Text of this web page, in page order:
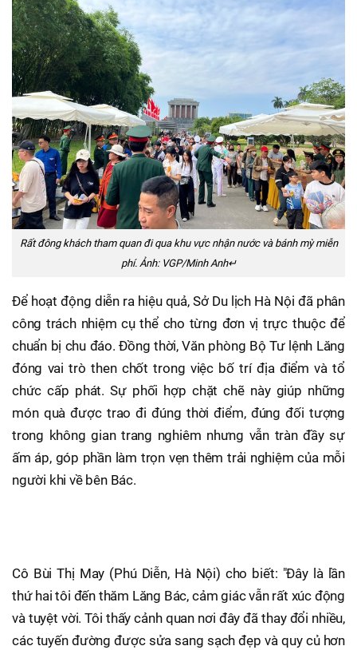
Rất đông khách tham quan đi qua khu vực nhận nước và bánh mỳ miễn
phí. Ảnh: VGP/Minh Anh↵
Để hoạt động diễn ra hiệu quả, Sở Du lịch Hà Nội đã phân
công trách nhiệm cụ thể cho từng đơn vị trực thuộc để
chuẩn bị chu đáo. Đồng thời, Văn phòng Bộ Tư lệnh Lăng
đóng vai trò then chốt trong việc bố trí địa điểm và tổ
chức cấp phát. Sự phối hợp chặt chẽ này giúp những
món quà được trao đi đúng thời điểm, đúng đối tượng
trong không gian trang nghiêm nhưng vẫn tràn đầy sự
ấm áp, góp phần làm trọn vẹn thêm trải nghiệm của mỗi
người khi về bên Bác.
Cô Bùi Thị May (Phú Diễn, Hà Nội) cho biết: "Đây là lần
thứ hai tôi đến thăm Lăng Bác, cảm giác vẫn rất xúc động
và tuyệt vời. Tôi thấy cảnh quan nơi đây đã thay đổi nhiều,
các tuyến đường được sửa sang sạch đẹp và quy củ hơn